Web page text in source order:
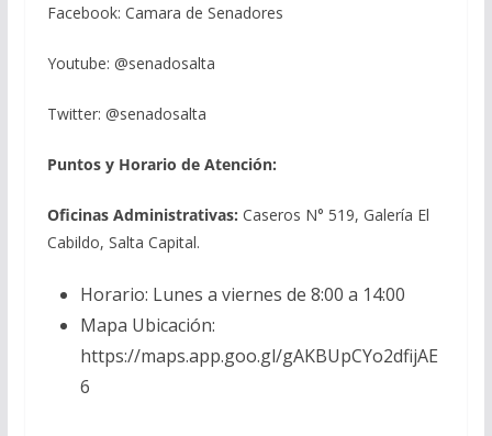
Facebook: Camara de Senadores
Youtube: @senadosalta
Twitter: @senadosalta
Puntos y Horario de Atención:
Oficinas Administrativas: Caseros N° 519, Galería El
Cabildo, Salta Capital.
Horario: Lunes a viernes de 8:00 a 14:00
Mapa Ubicación:
https://maps.app.goo.gl/gAKBUpCYo2dfijAE
6